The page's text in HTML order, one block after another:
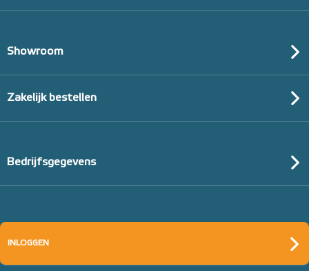
Showroom
Zakelijk bestellen
Bedrijfsgegevens
INLOGGEN